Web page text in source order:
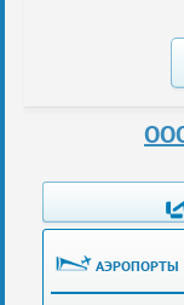
Получение
ЭЦП
за
сутки АЭРОПОРТЫ